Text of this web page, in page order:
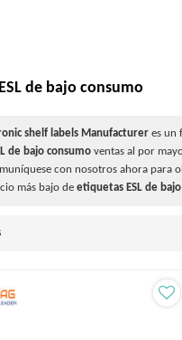
de bajo consumo
shelf labels Manufacturer es un
de bajo consumo ventas al por
con nosotros ahora para
más bajo de etiquetas ESL de